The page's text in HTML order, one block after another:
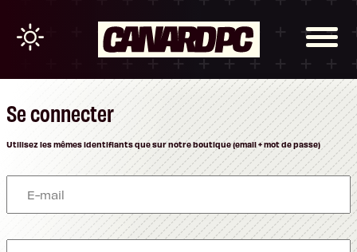
Se connecter
Utilisez les mêmes identifiants que sur notre boutique (email + mot de passe)